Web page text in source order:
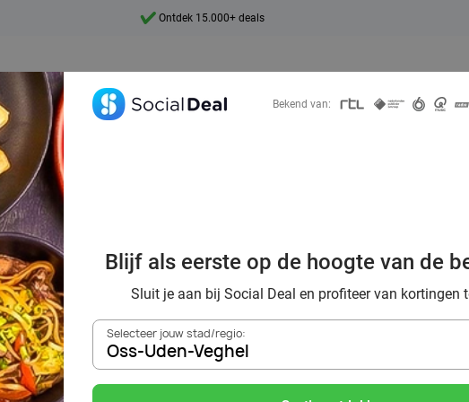
Ontdek 15.000+ deals
de beste
in Oss-Uden-
omgeving
Bekend van:
Blijf als eerste op de hoogte van de
Sluit je aan bij Social Deal en profiteer van kortingen
Selecteer jouw stad/regio:
Oss-Uden-Veghel